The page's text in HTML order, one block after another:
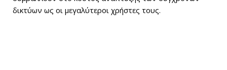
δικτύων ως οι μεγαλύτεροι χρήστες τους.